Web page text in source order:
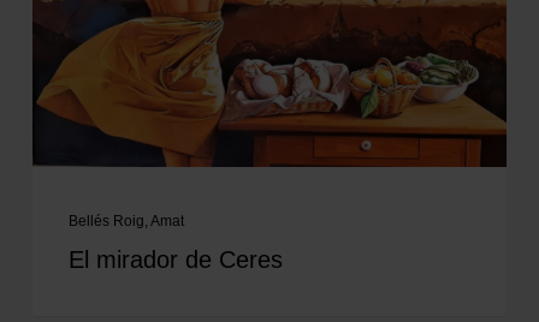
Bellés Roig, Amat
El mirador de Ceres